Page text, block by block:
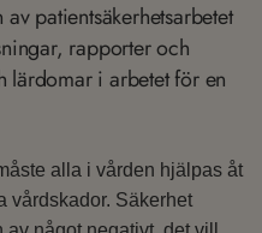
patientsäkerhetsarbetet
rapporter och
lärdomar i arbetet för en
alla i vården hjälpas åt
vårdskador. Säkerhet